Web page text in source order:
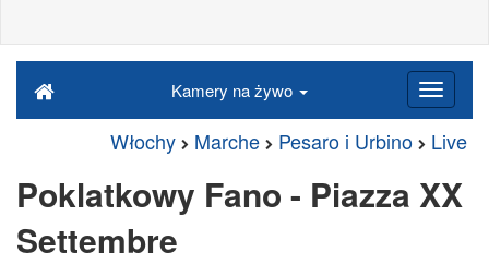
Kamery na żywo
Włochy Marche Pesaro i Urbino Live
Poklatkowy Fano - Piazza XX
Settembre